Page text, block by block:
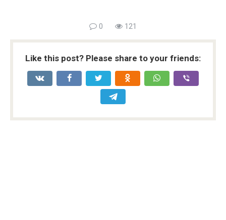
0 121
Like this post? Please share to your friends: